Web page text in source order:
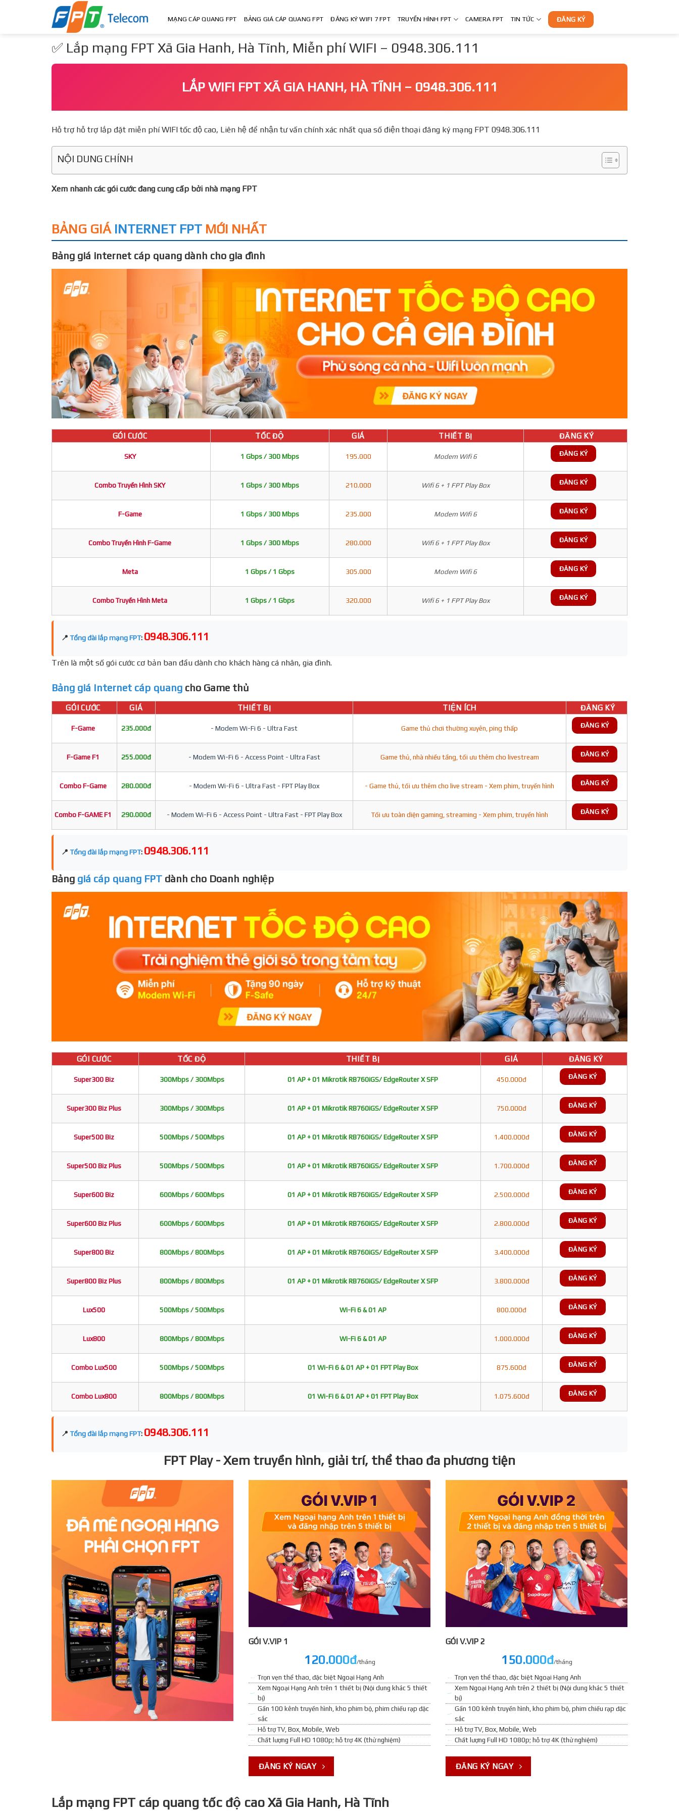
MẠNG CÁP QUANG FPT BẢNG GIÁ CÁP QUANG FPT ĐĂNG KÝ WIFI 7 FPT TRUYỀN HÌNH FPT CAMERA FPT TIN TỨC ĐĂNG KÝ
✅ Lắp mạng FPT Xã Gia Hanh, Hà Tĩnh, Miễn phí WIFI – 0948.306.111
LẮP WIFI FPT XÃ GIA HANH, HÀ TĨNH – 0948.306.111
Hỗ trợ hỗ trợ lắp đặt miễn phí WIFI tốc độ cao, Liên hệ để nhận tư vấn chính xác nhất qua số điện thoại đăng ký mạng FPT 0948.306.111
NỘI DUNG CHÍNH
Xem nhanh các gói cước đang cung cấp bởi nhà mạng FPT
BẢNG GIÁ INTERNET FPT MỚI NHẤT
Bảng giá internet cáp quang dành cho gia đình
GÓI CƯỚC TỐC ĐỘ GIÁ THIẾT BỊ ĐĂNG KÝ
SKY 1 Gbps / 300 Mbps 195.000 Modem Wifi 6 ĐĂNG KÝ
Combo Truyền Hình SKY 1 Gbps / 300 Mbps 210.000 Wifi 6 + 1 FPT Play Box ĐĂNG KÝ
F-Game 1 Gbps / 300 Mbps 235.000 Modem Wifi 6 ĐĂNG KÝ
Combo Truyền Hình F-Game 1 Gbps / 300 Mbps 280.000 Wifi 6 + 1 FPT Play Box ĐĂNG KÝ
Meta 1 Gbps / 1 Gbps 305.000 Modem Wifi 6 ĐĂNG KÝ
Combo Truyền Hình Meta 1 Gbps / 1 Gbps 320.000 Wifi 6 + 1 FPT Play Box ĐĂNG KÝ
📍 Tổng đài lắp mạng FPT: 0948.306.111
Trên là một số gói cước cơ bản ban đầu dành cho khách hàng cá nhân, gia đình.
Bảng giá Internet cáp quang cho Game thủ
GÓI CƯỚC GIÁ THIẾT BỊ TIỆN ÍCH ĐĂNG KÝ
F-Game 235.000đ - Modem Wi-Fi 6 - Ultra Fast Game thủ chơi thường xuyên, ping thấp ĐĂNG KÝ
F-Game F1 255.000đ - Modem Wi-Fi 6 - Access Point - Ultra Fast Game thủ, nhà nhiều tầng, tối ưu thêm cho livestream ĐĂNG KÝ
Combo F-Game 280.000đ - Modem Wi-Fi 6 - Ultra Fast - FPT Play Box - Game thủ, tối ưu thêm cho live stream - Xem phim, truyền hình ĐĂNG KÝ
Combo F-GAME F1 290.000đ - Modem Wi-Fi 6 - Access Point - Ultra Fast - FPT Play Box Tối ưu toàn diện gaming, streaming - Xem phim, truyền hình ĐĂNG KÝ
📍 Tổng đài lắp mạng FPT: 0948.306.111
Bảng giá cáp quang FPT dành cho Doanh nghiệp
GÓI CƯỚC TỐC ĐỘ THIẾT BỊ GIÁ ĐĂNG KÝ
Super300 Biz 300Mbps / 300Mbps 01 AP + 01 Mikrotik RB760iGS/ EdgeRouter X SFP 450.000đ ĐĂNG KÝ
Super300 Biz Plus 300Mbps / 300Mbps 01 AP + 01 Mikrotik RB760iGS/ EdgeRouter X SFP 750.000đ ĐĂNG KÝ
Super500 Biz 500Mbps / 500Mbps 01 AP + 01 Mikrotik RB760iGS/ EdgeRouter X SFP 1.400.000đ ĐĂNG KÝ
Super500 Biz Plus 500Mbps / 500Mbps 01 AP + 01 Mikrotik RB760iGS/ EdgeRouter X SFP 1.700.000đ ĐĂNG KÝ
Super600 Biz 600Mbps / 600Mbps 01 AP + 01 Mikrotik RB760iGS/ EdgeRouter X SFP 2.500.000đ ĐĂNG KÝ
Super600 Biz Plus 600Mbps / 600Mbps 01 AP + 01 Mikrotik RB760iGS/ EdgeRouter X SFP 2.800.000đ ĐĂNG KÝ
Super800 Biz 800Mbps / 800Mbps 01 AP + 01 Mikrotik RB760iGS/ EdgeRouter X SFP 3.400.000đ ĐĂNG KÝ
Super800 Biz Plus 800Mbps / 800Mbps 01 AP + 01 Mikrotik RB760iGS/ EdgeRouter X SFP 3.800.000đ ĐĂNG KÝ
Lux500 500Mbps / 500Mbps Wi-Fi 6 & 01 AP 800.000đ ĐĂNG KÝ
Lux800 800Mbps / 800Mbps Wi-Fi 6 & 01 AP 1.000.000đ ĐĂNG KÝ
Combo Lux500 500Mbps / 500Mbps 01 Wi-Fi 6 & 01 AP + 01 FPT Play Box 875.600đ ĐĂNG KÝ
Combo Lux800 800Mbps / 800Mbps 01 Wi-Fi 6 & 01 AP + 01 FPT Play Box 1.075.600đ ĐĂNG KÝ
📍 Tổng đài lắp mạng FPT: 0948.306.111
FPT Play - Xem truyền hình, giải trí, thể thao đa phương tiện
GÓI V.VIP 1
120.000đ/tháng
Trọn vẹn thể thao, đặc biệt Ngoại Hạng Anh
Xem Ngoại Hạng Anh trên 1 thiết bị (Nội dung khác 5 thiết
bị)
Gần 100 kênh truyền hình, kho phim bộ, phim chiếu rạp đặc
sắc
Hỗ trợ TV, Box, Mobile, Web
Chất lượng Full HD 1080p; hỗ trợ 4K (thử nghiệm)
ĐĂNG KÝ NGAY
GÓI V.VIP 2
150.000đ/tháng
Trọn vẹn thể thao, đặc biệt Ngoại Hạng Anh
Xem Ngoại Hạng Anh trên 2 thiết bị (Nội dung khác 5 thiết
bị)
Gần 100 kênh truyền hình, kho phim bộ, phim chiếu rạp đặc
sắc
Hỗ trợ TV, Box, Mobile, Web
Chất lượng Full HD 1080p; hỗ trợ 4K (thử nghiệm)
ĐĂNG KÝ NGAY
Lắp mạng FPT cáp quang tốc độ cao Xã Gia Hanh, Hà Tĩnh